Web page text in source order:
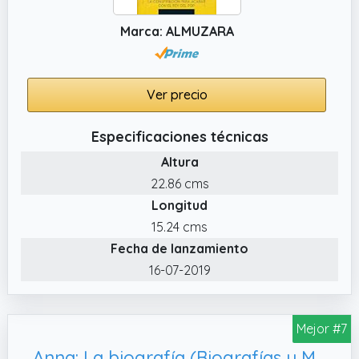
Marca: ALMUZARA
Ver precio
Especificaciones técnicas
Altura
22.86 cms
Longitud
15.24 cms
Fecha de lanzamiento
16-07-2019
Mejor #7